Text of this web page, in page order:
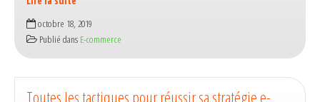
Votre
Agence
e-
commerce
en
Pretashop
octobre 18, 2019
Publié dans E-commerce